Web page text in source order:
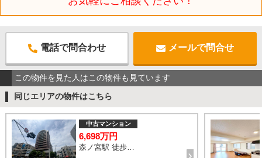
電話で問合わせ メールで問合せ
この物件を見た人はこの物件も見ています
同じエリアの物件はこちら
中古マンション
6,698万円